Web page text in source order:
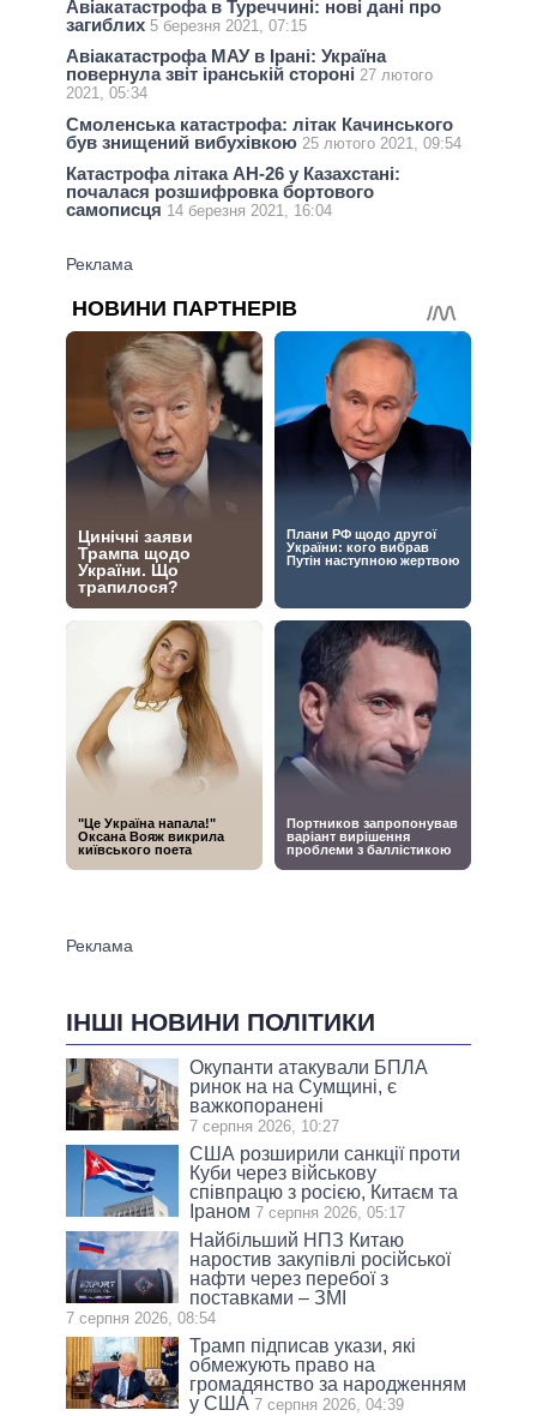
Авіакатастрофа в Туреччині: нові дані про
загиблих 5 березня 2021, 07:15
Авіакатастрофа МАУ в Ірані: Україна
повернула звіт іранській стороні 27 лютого
2021, 05:34
Смоленська катастрофа: літак Качинського
був знищений вибухівкою 25 лютого 2021, 09:54
Катастрофа літака АН-26 у Казахстані:
почалася розшифровка бортового
самописця 14 березня 2021, 16:04
ІНШІ НОВИНИ ПОЛІТИКИ
Окупанти атакували БПЛА
ринок на на Сумщині, є
важкопоранені
7 серпня 2026, 10:27
США розширили санкції проти
Куби через військову
співпрацю з росією, Китаєм та
Іраном 7 серпня 2026, 05:17
Найбільший НПЗ Китаю
наростив закупівлі російської
нафти через перебої з
поставками – ЗМІ
7 серпня 2026, 08:54
Трамп підписав укази, які
обмежують право на
громадянство за народженням
у США 7 серпня 2026, 04:39